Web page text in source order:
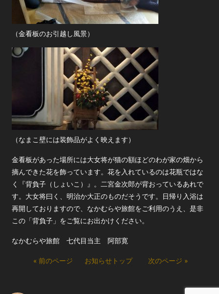
（金看板のお引越し風景）
（なまこ壁には装飾品がよく映えます）
金看板があった場所には大女将が猫の額ほどのわが家の畑から
摘んできた花を飾っています。花を入れているのは花瓶ではな
く『背負子（しょいこ）』。二宮金次郎が背おっているあれで
す。大女将曰く、明治か大正のものだそうです。日帰り入浴は
再開しておりますので、なかむらや旅館をご利用のうえ、是非
この「背負子」をご覧にお出かけください。
なかむらや旅館 七代目当主 阿部寛
« 前のページ お知らせトップ 次のページ »